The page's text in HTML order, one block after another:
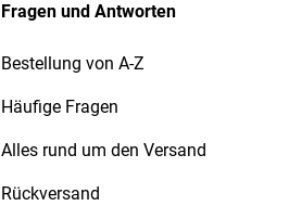
Fragen und Antworten
Bestellung von A-Z
Häufige Fragen
Alles rund um den Versand
Rückversand